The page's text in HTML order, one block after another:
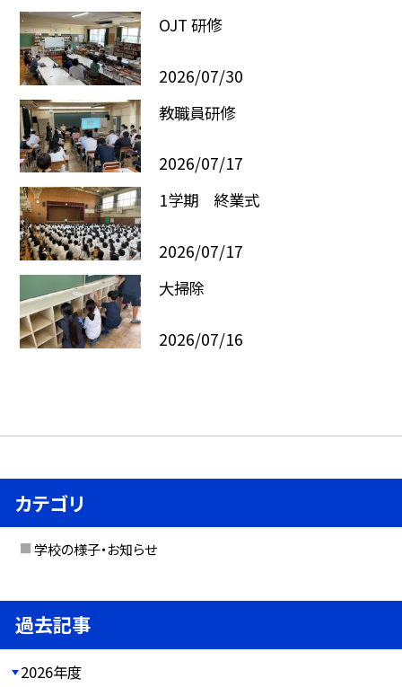
OJT 研修
2026/07/30
教職員研修
2026/07/17
1学期 終業式
2026/07/17
大掃除
2026/07/16
カテゴリ
学校の様子・お知らせ
過去記事
2026年度